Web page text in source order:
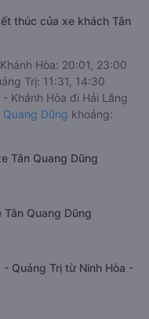
thúc của xe khách Tân
Hòa: 20:01, 23:00
Trị: 11:31, 14:30
Khánh Hòa đi Hải Lăng
Quang Dũng khoảng:
Tân Quang Dũng
Quang Dũng
Quảng Trị từ Ninh Hòa -